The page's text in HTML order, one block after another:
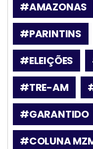
#AMAZONAS
#PARINTINS
#ELEIÇÕES
#TRE-AM
#GARANTIDO
#COLUNA